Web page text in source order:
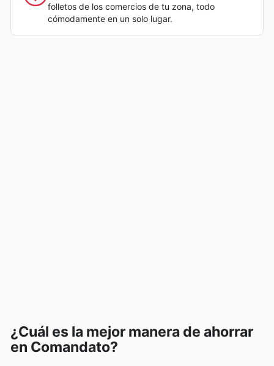
folletos de los comercios de tu zona, todo
cómodamente en un solo lugar.
¿Cuál es la mejor manera de ahorrar
en Comandato?